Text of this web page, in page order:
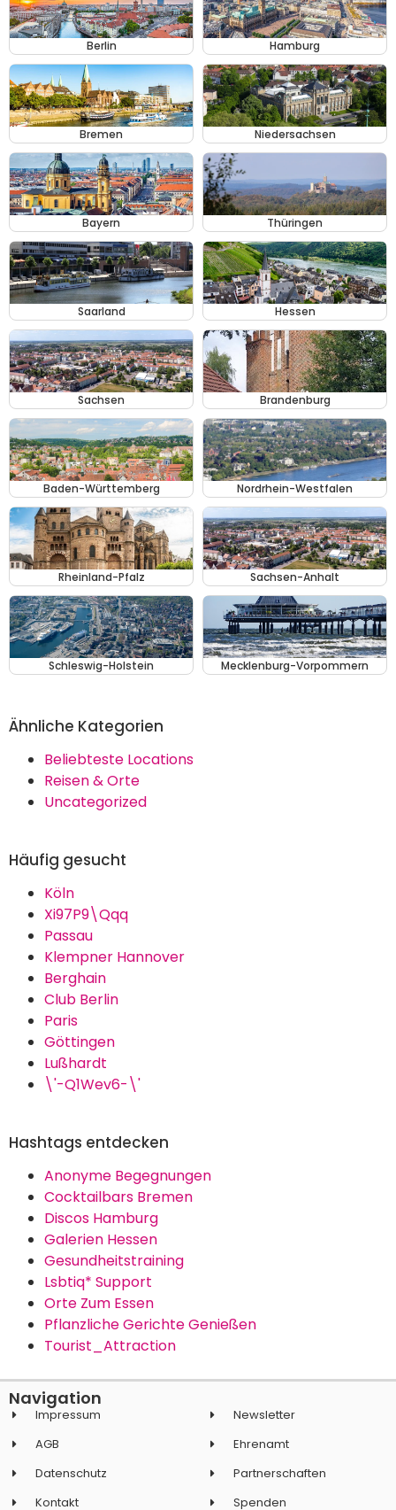
Berlin Hamburg
Bremen Niedersachsen
Bayern Thüringen
Saarland Hessen
Sachsen Brandenburg
Baden-Württemberg Nordrhein-Westfalen
Rheinland-Pfalz Sachsen-Anhalt
Schleswig-Holstein Mecklenburg-Vorpommern
Ähnliche Kategorien
Beliebteste Locations
Reisen & Orte
Uncategorized
Häufig gesucht
Köln
Xi97P9\Qqq
Passau
Klempner Hannover
Berghain
Club Berlin
Paris
Göttingen
Lußhardt
\'-Q1Wev6-\'
Hashtags entdecken
Anonyme Begegnungen
Cocktailbars Bremen
Discos Hamburg
Galerien Hessen
Gesundheitstraining
Lsbtiq* Support
Orte Zum Essen
Pflanzliche Gerichte Genießen
Tourist_Attraction
Navigation
Impressum
AGB
Datenschutz
Kontakt
Newsletter
Ehrenamt
Partnerschaften
Spenden